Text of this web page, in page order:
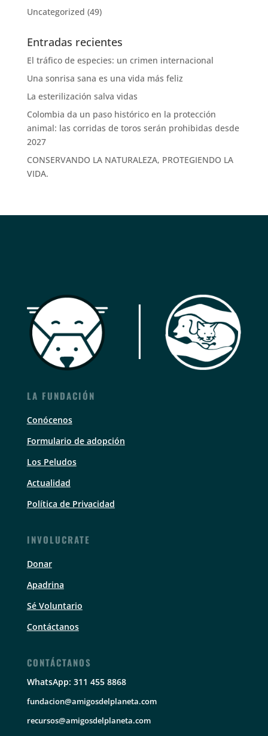
Uncategorized (49)
Entradas recientes
El tráfico de especies: un crimen internacional
Una sonrisa sana es una vida más feliz
La esterilización salva vidas
Colombia da un paso histórico en la protección
animal: las corridas de toros serán prohibidas desde
2027
CONSERVANDO LA NATURALEZA, PROTEGIENDO LA
VIDA.
LA FUNDACIÓN
Conócenos
Formulario de adopción
Los Peludos
Actualidad
Política de Privacidad
INVOLUCRATE
Donar
Apadrina
Sé Voluntario
Contáctanos
CONTÁCTANOS
WhatsApp: 311 455 8868
fundacion@amigosdelplaneta.com
recursos@amigosdelplaneta.com